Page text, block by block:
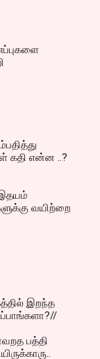
கதி என்ன ..?
வயிற்றை
இறந்த
பத்தி